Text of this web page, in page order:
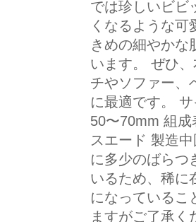
では珍しいビビ
くなるような
きめの細やかな
います。 ぜひ
チやソファー、
に最適です。
50〜70mm 組
スエード 製造
に多少のばらつ
いるため、稀に
になっているこ
ますがご了承